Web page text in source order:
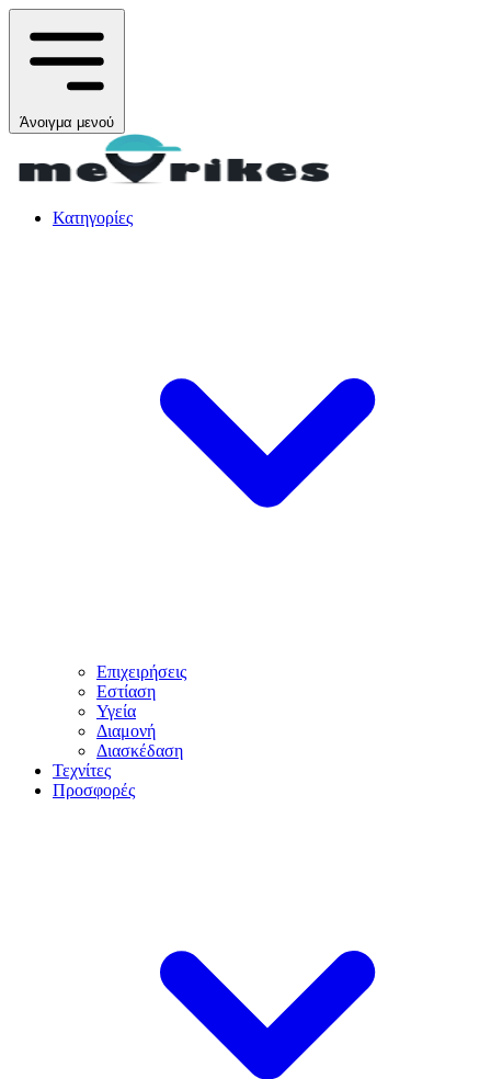
Άνοιγμα μενού
Κατηγορίες
Επιχειρήσεις
Εστίαση
Υγεία
Διαμονή
Διασκέδαση
Τεχνίτες
Προσφορές